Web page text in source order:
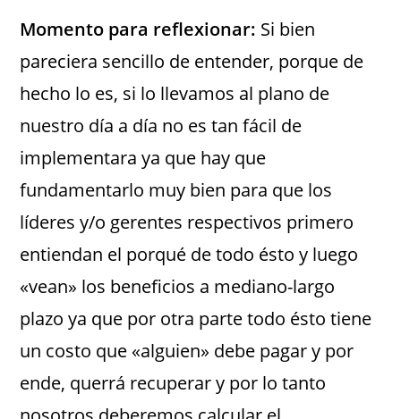
Momento para reflexionar: Si bien
pareciera sencillo de entender, porque de
hecho lo es, si lo llevamos al plano de
nuestro día a día no es tan fácil de
implementara ya que hay que
fundamentarlo muy bien para que los
líderes y/o gerentes respectivos primero
entiendan el porqué de todo ésto y luego
«vean» los beneficios a mediano-largo
plazo ya que por otra parte todo ésto tiene
un costo que «alguien» debe pagar y por
ende, querrá recuperar y por lo tanto